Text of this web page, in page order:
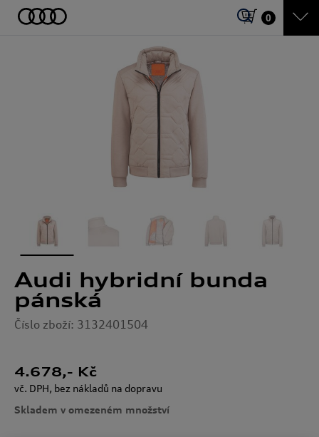
0
Audi hybridní bunda
pánská
Číslo zboží: 3132401504
4.678,- Kč
vč. DPH, bez nákladů na dopravu
Skladem v omezeném množství